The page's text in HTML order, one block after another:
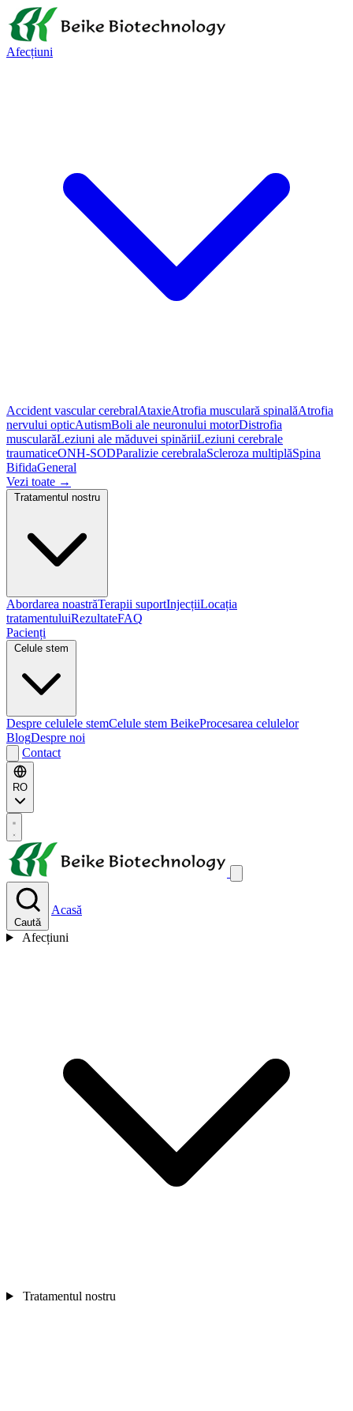
Afecțiuni
Accident vascular cerebralAtaxieAtrofia musculară spinalăAtrofia
nervului opticAutismBoli ale neuronului motorDistrofia
muscularăLeziuni ale măduvei spinăriiLeziuni cerebrale
traumaticeONH-SODParalizie cerebralaScleroza multiplăSpina
BifidaGeneral
Vezi toate →
Abordarea noastrăTerapii suportInjecțiiLocația
tratamentuluiRezultateFAQ
Pacienți
Despre celulele stemCelule stem BeikeProcesarea celulelor
BlogDespre noi
Contact
RO
Caută
Acasă
Afecțiuni
Tratamentul nostru